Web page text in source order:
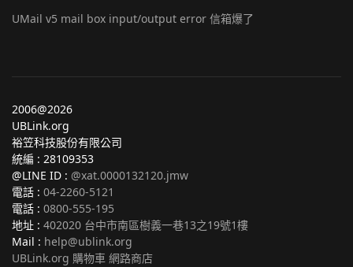
UMail v5 mail box input/output error 信箱爆了
2006@2026
UBLink.org
裕笠科技股份有限公司
統編 : 28109353
@LINE ID : @xat.0000132120.jmw
電話 : 04-2260-5121
電話 : 0800-555-195
地址 : 402020 台中市南區樹義一巷13之19號1樓
Mail : help@ublink.org
UBLink.org 購物車 網路商店